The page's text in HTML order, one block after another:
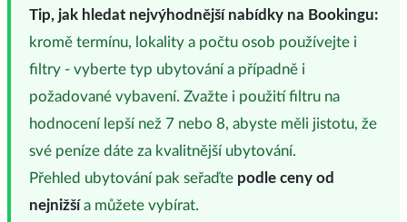
Tip, jak hledat nejvýhodnější nabídky na Bookingu:
kromě termínu, lokality a počtu osob používejte i
filtry - vyberte typ ubytování a případně i
požadované vybavení. Zvažte i použití filtru na
hodnocení lepší než 7 nebo 8, abyste měli jistotu, že
své peníze dáte za kvalitnější ubytování.
Přehled ubytování pak seřaďte podle ceny od
nejnižšía můžete vybírat.